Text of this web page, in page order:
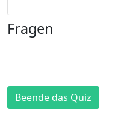
Fragen
Beende das Quiz